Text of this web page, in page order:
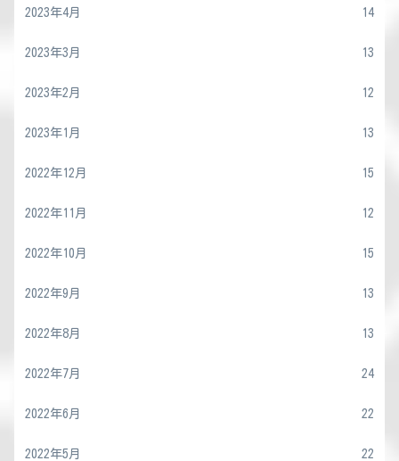
2023年4月 14
2023年3月 13
2023年2月 12
2023年1月 13
2022年12月 15
2022年11月 12
2022年10月 15
2022年9月 13
2022年8月 13
2022年7月 24
2022年6月 22
2022年5月 22